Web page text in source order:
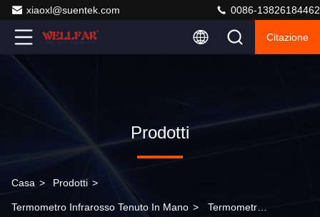
xiaoxl@suentek.com 0086-13826184462
Citazione
Prodotti
Casa > Prodotti >
Termometro Infrarosso Tenuto In Mano > Termometro